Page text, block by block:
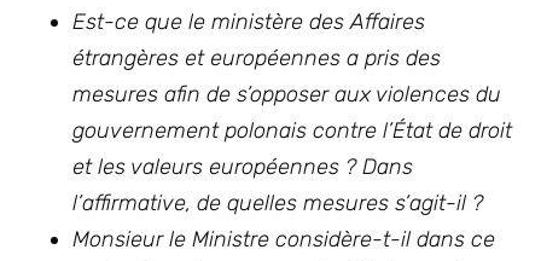
Est-ce que le ministère des Affaires
étrangères et européennes a pris des
mesures afin de s’opposer aux violences du
gouvernement polonais contre l’État de droit
et les valeurs européennes ? Dans
l’affirmative, de quelles mesures s’agit-il ?
Monsieur le Ministre considère-t-il dans ce